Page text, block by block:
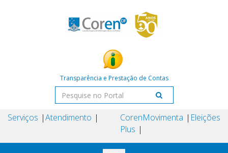
Transparência e Prestação de Contas
Serviços Atendimento
Coren
Plus
Movimenta Eleições